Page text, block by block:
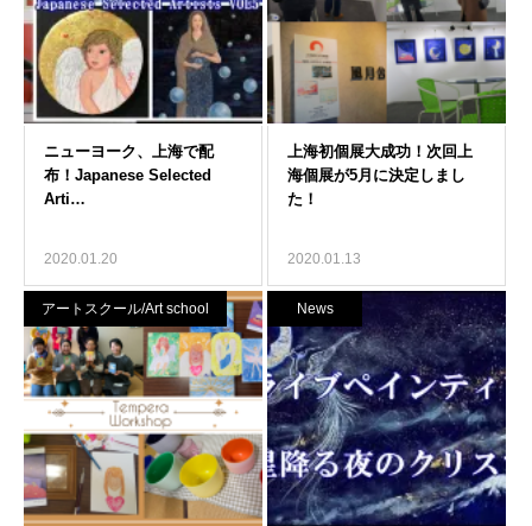
2020.01.20 2020.01.13
アートスクール/Art school News